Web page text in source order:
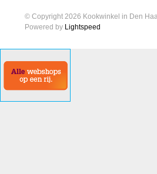
© Copyright 2026 Kookwinkel in Den
Powered by Lightspeed